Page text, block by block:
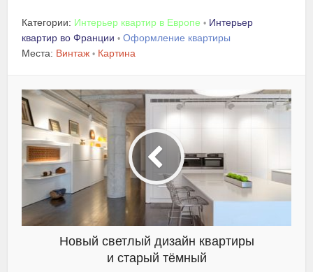
Категории: Интерьер квартир в Европе • Интерьер
квартир во Франции • Оформление квартиры
Места: Винтаж • Картина
Новый светлый дизайн квартиры
и старый тёмный